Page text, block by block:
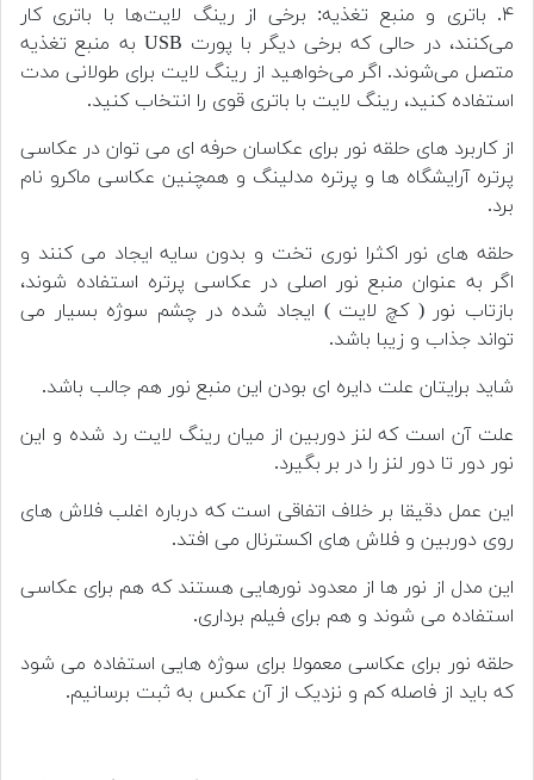
۴. باتری و منبع تغذیه: برخی از رینگ لایت‌ها با باتری کار
می‌کنند، در حالی که برخی دیگر با پورت USB به منبع تغذیه
متصل می‌شوند. اگر می‌خواهید از رینگ لایت برای طولانی مدت
استفاده کنید، رینگ لایت با باتری قوی را انتخاب کنید.
از کاربرد های حلقه نور برای عکاسان حرفه ای می توان در عکاسی
پرتره آرایشگاه ها و پرتره مدلینگ و همچنین عکاسی ماکرو نام
برد.
حلقه های نور اکثرا نوری تخت و بدون سایه ایجاد می کنند و
اگر به عنوان منبع نور اصلی در عکاسی پرتره استفاده شوند،
بازتاب نور ( کچ لایت ) ایجاد شده در چشم سوژه بسیار می
تواند جذاب و زیبا باشد.
شاید برایتان علت دایره ای بودن این منبع نور هم جالب باشد.
علت آن است که لنز دوربین از میان رینگ لایت رد شده و این
نور دور تا دور لنز را در بر بگیرد.
این عمل دقیقا بر خلاف اتفاقی است که درباره اغلب فلاش های
روی دوربین و فلاش های اکسترنال می افتد.
این مدل از نور ها از معدود نورهایی هستند که هم برای عکاسی
استفاده می شوند و هم برای فیلم برداری.
حلقه نور برای عکاسی معمولا برای سوژه هایی استفاده می شود
که باید از فاصله کم و نزدیک از آن عکس به ثبت برسانیم.